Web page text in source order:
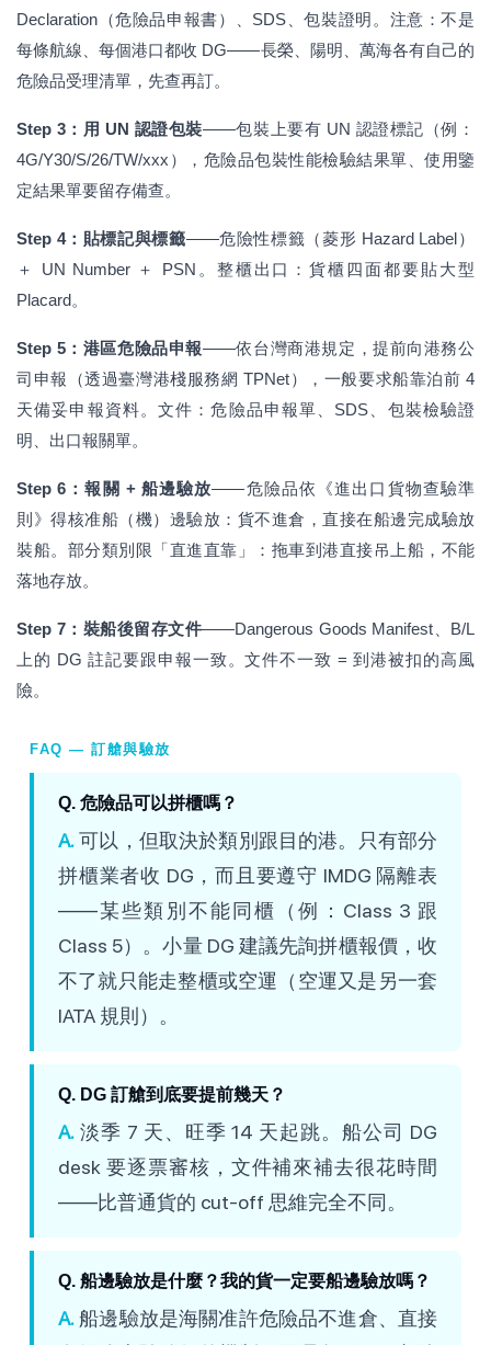
Declaration（危險品申報書）、SDS、包裝證明。注意：不是
每條航線、每個港口都收 DG——長榮、陽明、萬海各有自己的
危險品受理清單，先查再訂。
Step 3：用 UN 認證包裝——包裝上要有 UN 認證標記（例：
4G/Y30/S/26/TW/xxx），危險品包裝性能檢驗結果單、使用鑒
定結果單要留存備查。
Step 4：貼標記與標籤——危險性標籤（菱形 Hazard Label）
＋ UN Number ＋ PSN。整櫃出口：貨櫃四面都要貼大型
Placard。
Step 5：港區危險品申報——依台灣商港規定，提前向港務公
司申報（透過臺灣港棧服務網 TPNet），一般要求船靠泊前 4
天備妥申報資料。文件：危險品申報單、SDS、包裝檢驗證
明、出口報關單。
Step 6：報關 + 船邊驗放——危險品依《進出口貨物查驗準
則》得核准船（機）邊驗放：貨不進倉，直接在船邊完成驗放
裝船。部分類別限「直進直靠」：拖車到港直接吊上船，不能
落地存放。
Step 7：裝船後留存文件——Dangerous Goods Manifest、B/L
上的 DG 註記要跟申報一致。文件不一致 = 到港被扣的高風
險。
FAQ — 訂艙與驗放
Q. 危險品可以拼櫃嗎？
A.可以，但取決於類別跟目的港。只有部分
拼櫃業者收 DG，而且要遵守 IMDG 隔離表
——某些類別不能同櫃（例：Class 3 跟
Class 5）。小量 DG 建議先詢拼櫃報價，收
不了就只能走整櫃或空運（空運又是另一套
IATA 規則）。
Q. DG 訂艙到底要提前幾天？
A. 淡季 7 天、旺季 14 天起跳。船公司 DG
desk 要逐票審核，文件補來補去很花時間
——比普通貨的 cut-off 思維完全不同。
Q. 船邊驗放是什麼？我的貨一定要船邊驗放嗎？
A.船邊驗放是海關准許危險品不進倉、直接